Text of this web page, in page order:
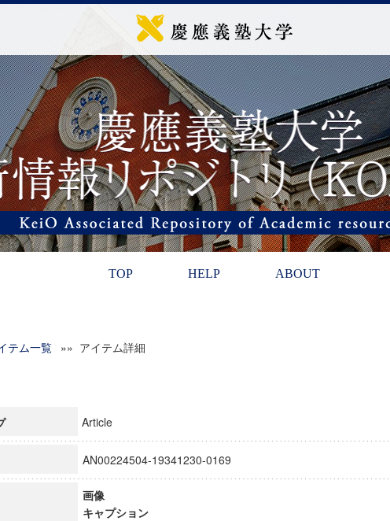
TOP HELP ABOUT
テム一覧 »» アイテム詳細
Article
AN00224504-19341230-0169
画像
キャプション